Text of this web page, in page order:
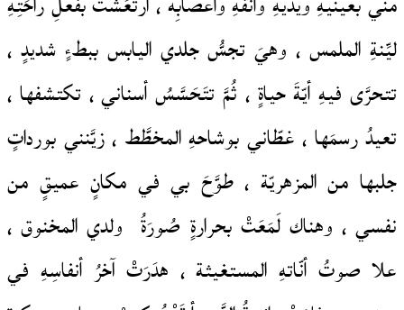
ليِّنةِ الملمس ، وهيَ تجسُّ جلدي اليابس ببطءٍ شديدٍ ،
تتحرَّى فيهِ أيّةَ حياةٍ ، ثُمَّ تتَحَسَّسُ أسناني ، تكتشفها ،
تعيدُ رسمَها ، غطّاني بوشاحهِ المخطَّط ، زيَّنني بورداتٍ
جلبها من المزهريّة ، طوَّحَ بي في مكانٍ عميقٍ من
نفسي ، وهناك لَمَعَتْ بحرارةٍ صُورَةُ ولدي المخنوق ،
علا صوتُ أنّاتهِ المستغيثة ، هدَرَتْ آخرُ أنفاسِهِ في